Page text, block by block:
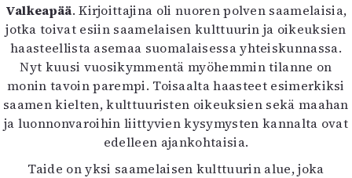
Info
Tilaus ja irtonumerot
Yhteistyössä
Toimitus
Mediatiedot
Kaltio ry
Valkeapää. Kirjoittajina oli nuoren polven saamelaisia,
jotka toivat esiin saamelaisen kulttuurin ja oikeuksien
haasteellista asemaa suomalaisessa yhteiskunnassa.
Nyt kuusi vuosikymmentä myöhemmin tilanne on
monin tavoin parempi. Toisaalta haasteet esimerkiksi
saamen kielten, kulttuuristen oikeuksien sekä maahan
ja luonnonvaroihin liittyvien kysymysten kannalta ovat
edelleen ajankohtaisia.
Taide on yksi saamelaisen kulttuurin alue, joka